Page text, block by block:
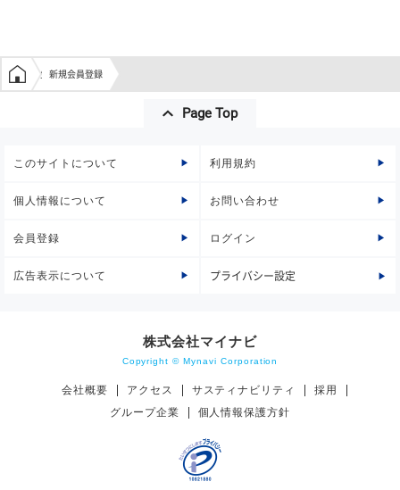
学生の窓口トップ
新規会員登録
Page Top
このサイトについて 利用規約
個人情報について お問い合わせ
会員登録 ログイン
広告表示について プライバシー設定
株式会社マイナビ
Copyright © Mynavi Corporation
会社概要 アクセス サスティナビリティ
採用
グループ企業
個人情報保護方針